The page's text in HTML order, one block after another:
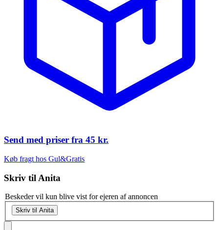
Send med priser fra 45 kr.
Køb fragt hos Gul&Gratis
Skriv til Anita
Beskeder vil kun blive vist for ejeren af annoncen
Skriv til Anita